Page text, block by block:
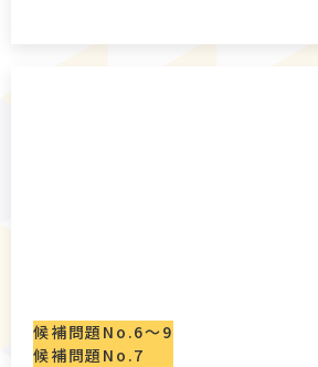
候補問題No.6〜9
候補問題No.7